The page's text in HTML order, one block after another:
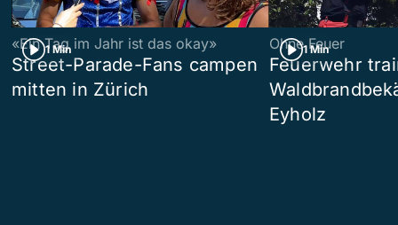
1 Min
«Ein Tag im Jahr ist das okay»
Street-Parade-Fans campen
mitten in Zürich
1 Min
Ohne Feuer
Feuerwehr
Eyholz